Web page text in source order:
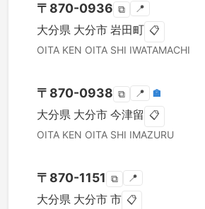
〒 870-0936 ⧉ 📍
大分県 大分市 岩田町 📋
OITA KEN OITA SHI IWATAMACHI
〒 870-0938 ⧉ 📍 🏣
大分県 大分市 今津留 📋
OITA KEN OITA SHI IMAZURU
〒 870-1151 ⧉ 📍
大分県 大分市 市 📋